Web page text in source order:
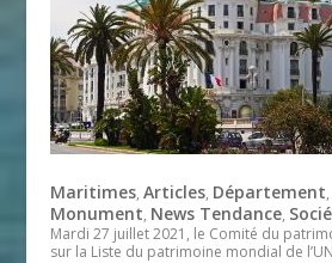
Maritimes,Articles, Département,
Monument, News Tendance,
Mardi 27 juillet 2021, le Comité du
sur la Liste du patrimoine mondial de